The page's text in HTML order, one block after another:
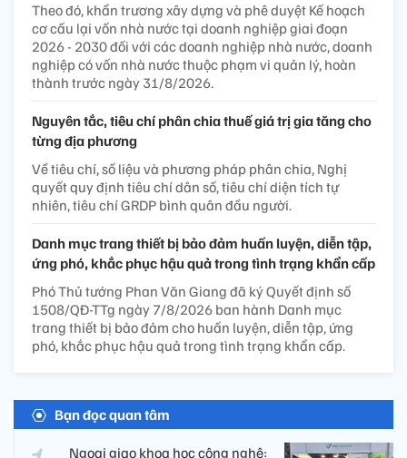
Theo đó, khẩn trương xây dựng và phê duyệt Kế hoạch
cơ cấu lại vốn nhà nước tại doanh nghiệp giai đoạn
2026 - 2030 đối với các doanh nghiệp nhà nước, doanh
nghiệp có vốn nhà nước thuộc phạm vi quản lý, hoàn
thành trước ngày 31/8/2026.
Nguyên tắc, tiêu chí phân chia thuế giá trị gia tăng cho
từng địa phương
Về tiêu chí, số liệu và phương pháp phân chia, Nghị
quyết quy định tiêu chí dân số, tiêu chí diện tích tự
nhiên, tiêu chí GRDP bình quân đầu người.
Danh mục trang thiết bị bảo đảm huấn luyện, diễn tập,
ứng phó, khắc phục hậu quả trong tình trạng khẩn cấp
Phó Thủ tướng Phan Văn Giang đã ký Quyết định số
1508/QĐ-TTg ngày 7/8/2026 ban hành Danh mục
trang thiết bị bảo đảm cho huấn luyện, diễn tập, ứng
phó, khắc phục hậu quả trong tình trạng khẩn cấp.
Bạn đọc quan tâm
Ngoại giao khoa học công nghệ: